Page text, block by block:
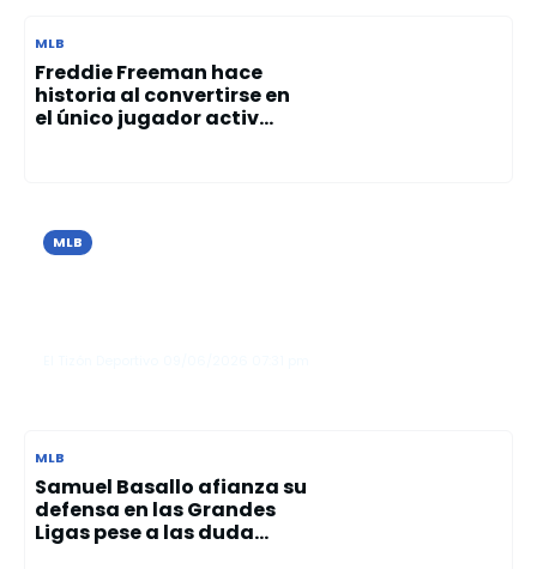
MLB
Freddie Freeman hace
historia al convertirse en
el único jugador activ...
MLB
MLB
Samuel Basallo afianza su
defensa en las Grandes
Ligas pese a las duda...